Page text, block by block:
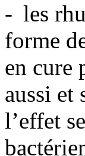
les
forme
en cure
aussi et
l’effet